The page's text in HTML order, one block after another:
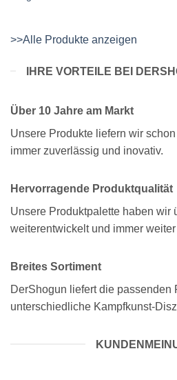
>>Alle Produkte anzeigen
IHRE VORTEILE BEI
Über 10 Jahre am Markt
Unsere Produkte liefern wir
immer zuverlässig und inovativ.
Hervorragende Produktqualität
Unsere Produktpalette haben wir
weiterentwickelt und immer
Breites Sortiment
DerShogun liefert die passenden
unterschiedliche Kampfkunst-